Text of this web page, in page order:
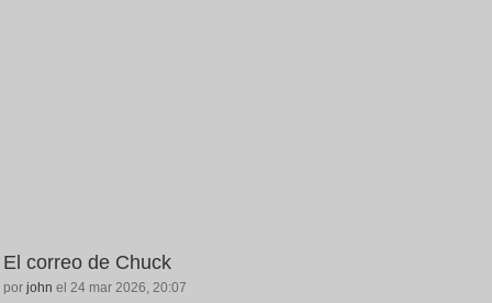
El correo de Chuck
por john el 24 mar 2026, 20:07